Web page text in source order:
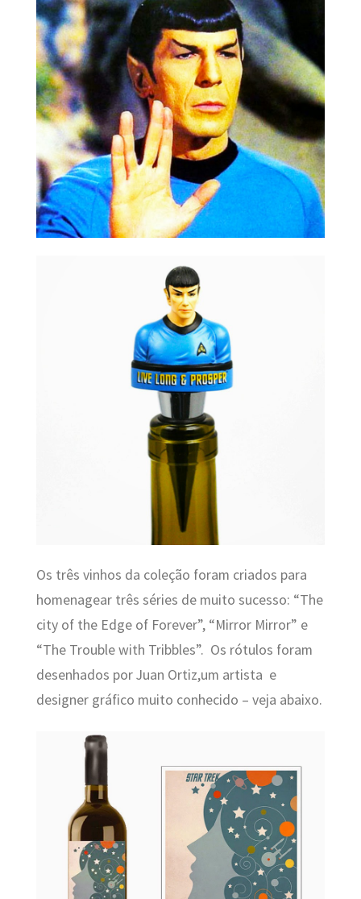
Os três vinhos da coleção foram criados para
homenagear três séries de muito sucesso: “The
city of the Edge of Forever”, “Mirror Mirror” e
“The Trouble with Tribbles”. Os rótulos foram
desenhados por Juan Ortiz,um artista e
designer gráfico muito conhecido – veja abaixo.